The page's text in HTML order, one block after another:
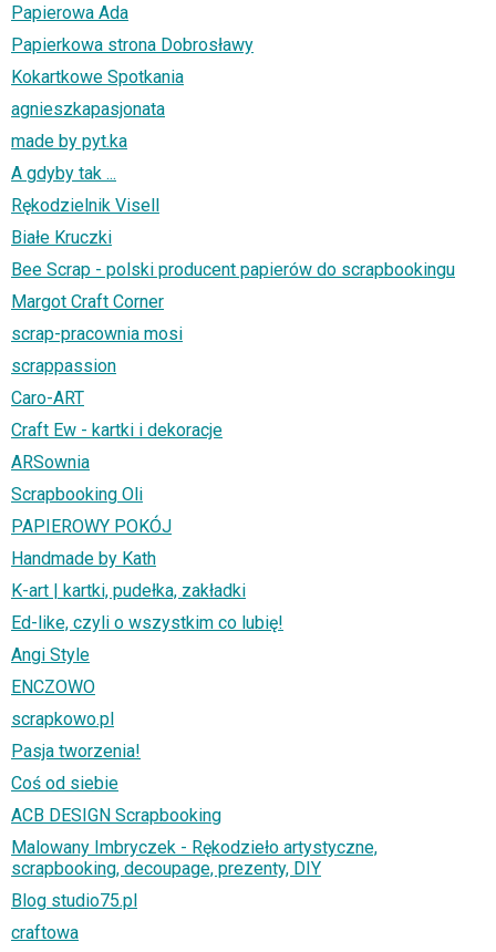
Papierowa Ada
Papierkowa strona Dobrosławy
Kokartkowe Spotkania
agnieszkapasjonata
made by pyt.ka
A gdyby tak ...
Rękodzielnik Visell
Białe Kruczki
Bee Scrap - polski producent papierów do scrapbookingu
Margot Craft Corner
scrap-pracownia mosi
scrappassion
Caro-ART
Craft Ew - kartki i dekoracje
ARSownia
Scrapbooking Oli
PAPIEROWY POKÓJ
Handmade by Kath
K-art | kartki, pudełka, zakładki
Ed-like, czyli o wszystkim co lubię!
Angi Style
ENCZOWO
scrapkowo.pl
Pasja tworzenia!
Coś od siebie
ACB DESIGN Scrapbooking
Malowany Imbryczek - Rękodzieło artystyczne,
scrapbooking, decoupage, prezenty, DIY
Blog studio75.pl
craftowa